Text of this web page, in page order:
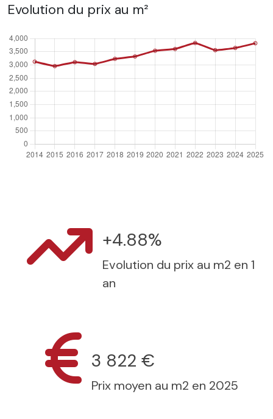
Evolution du prix au m²
+4.88%
Evolution du prix au m2 en 1
an
3 822 €
Prix moyen au m2 en 2025